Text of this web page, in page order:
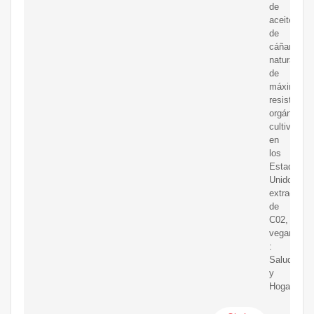
de
aceite
de
cáñamo
natural
de
máxima
orgánico
cultivado
en
los
Estados
Unidos,
extracción
de
C02,
vegano,
:
Salud
y
Hogar